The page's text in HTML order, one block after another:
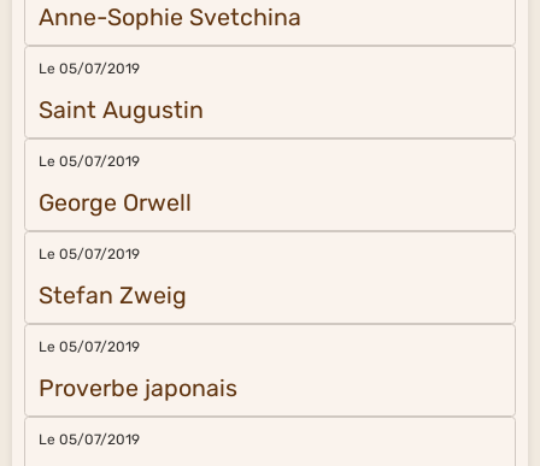
Anne-Sophie Svetchina
Le 05/07/2019
Saint Augustin
Le 05/07/2019
George Orwell
Le 05/07/2019
Stefan Zweig
Le 05/07/2019
Proverbe japonais
Le 05/07/2019